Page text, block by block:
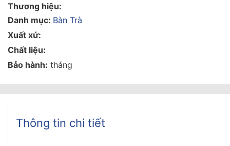
Thương hiệu:
Danh mục: Bàn Trà
Xuất xứ:
Chất liệu:
Bảo hành: tháng
Thông tin chi tiết